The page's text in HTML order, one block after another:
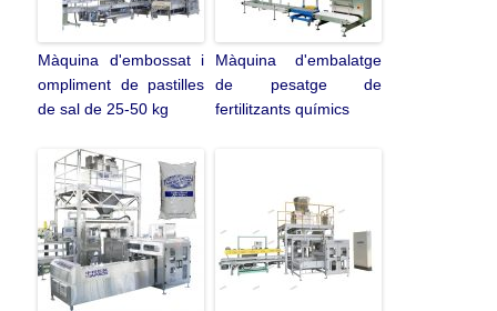
Màquina d'embossat i
ompliment de pastilles
de sal de 25-50 kg
Màquina d'embalatge
de pesatge de
fertilitzants químics